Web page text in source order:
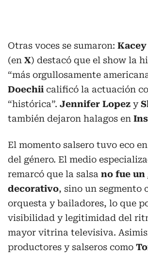
Otras voces se sumaron:
(en X) destacó que el show la
“más orgullosamente
Doechii calificó la actuación
“histórica”. Jennifer Lopez y
también dejaron halagos en
El momento salsero tuvo eco
del género. El medio
remarcó que la salsa no fue un
decorativo, sino un segmento
orquesta y bailadores, lo que
visibilidad y legitimidad del
mayor vitrina televisiva.
productores y salseros como